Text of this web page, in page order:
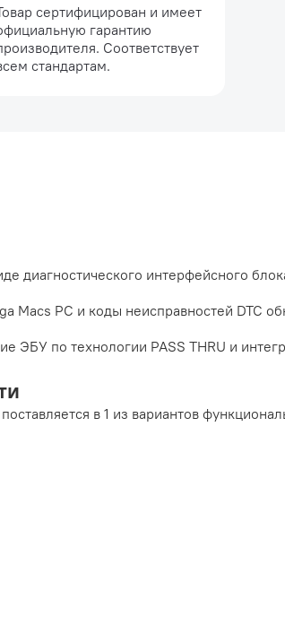
сертифицирован и имеет
гарантию
Соответствует
стандартам.
диагностического интерфейсного
Macs PC и коды неисправностей DTC
ЭБУ по технологии PASS THRU и
в 1 из вариантов